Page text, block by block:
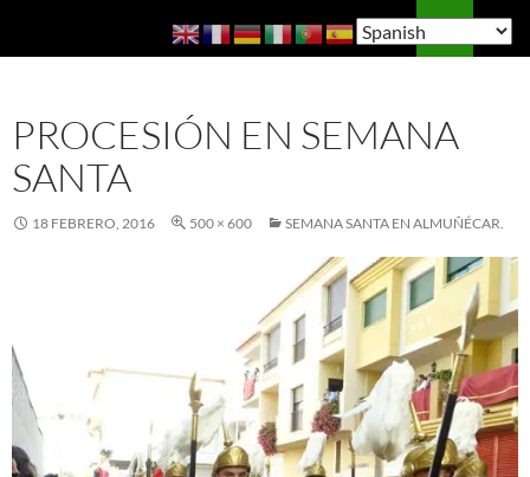
Guía de Almuñécar
PROCESIÓN EN SEMANA
SANTA
18 FEBRERO, 2016 500 × 600 SEMANA SANTA EN ALMUÑÉCAR.